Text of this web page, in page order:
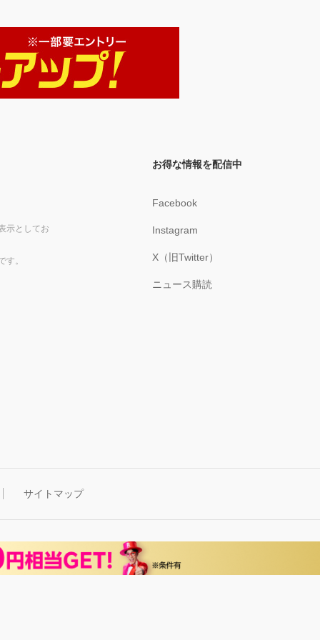
示としてお
す。
お得な情報を配信中
Facebook
Instagram
X（旧Twitter）
ニュース購読
サイトマップ